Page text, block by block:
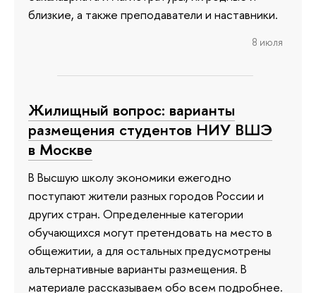
близкие, а также преподаватели и наставники.
8 июля
Жилищный вопрос: варианты
размещения студентов НИУ ВШЭ
в Москве
В Высшую школу экономики ежегодно
поступают жители разных городов России и
других стран. Определенные категории
обучающихся могут претендовать на место в
общежитии, а для остальных предусмотрены
альтернативные варианты размещения. В
материале рассказываем обо всем подробнее.